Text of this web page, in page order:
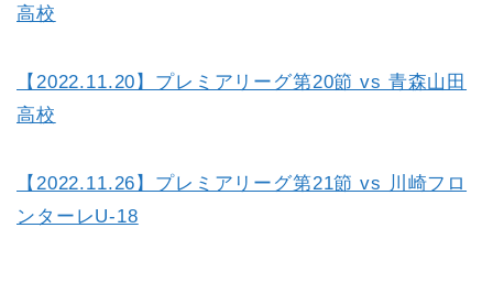
高校
【2022.11.20】プレミアリーグ第20節 vs 青森山田
高校
【2022.11.26】プレミアリーグ第21節 vs 川崎フロ
ンターレU-18